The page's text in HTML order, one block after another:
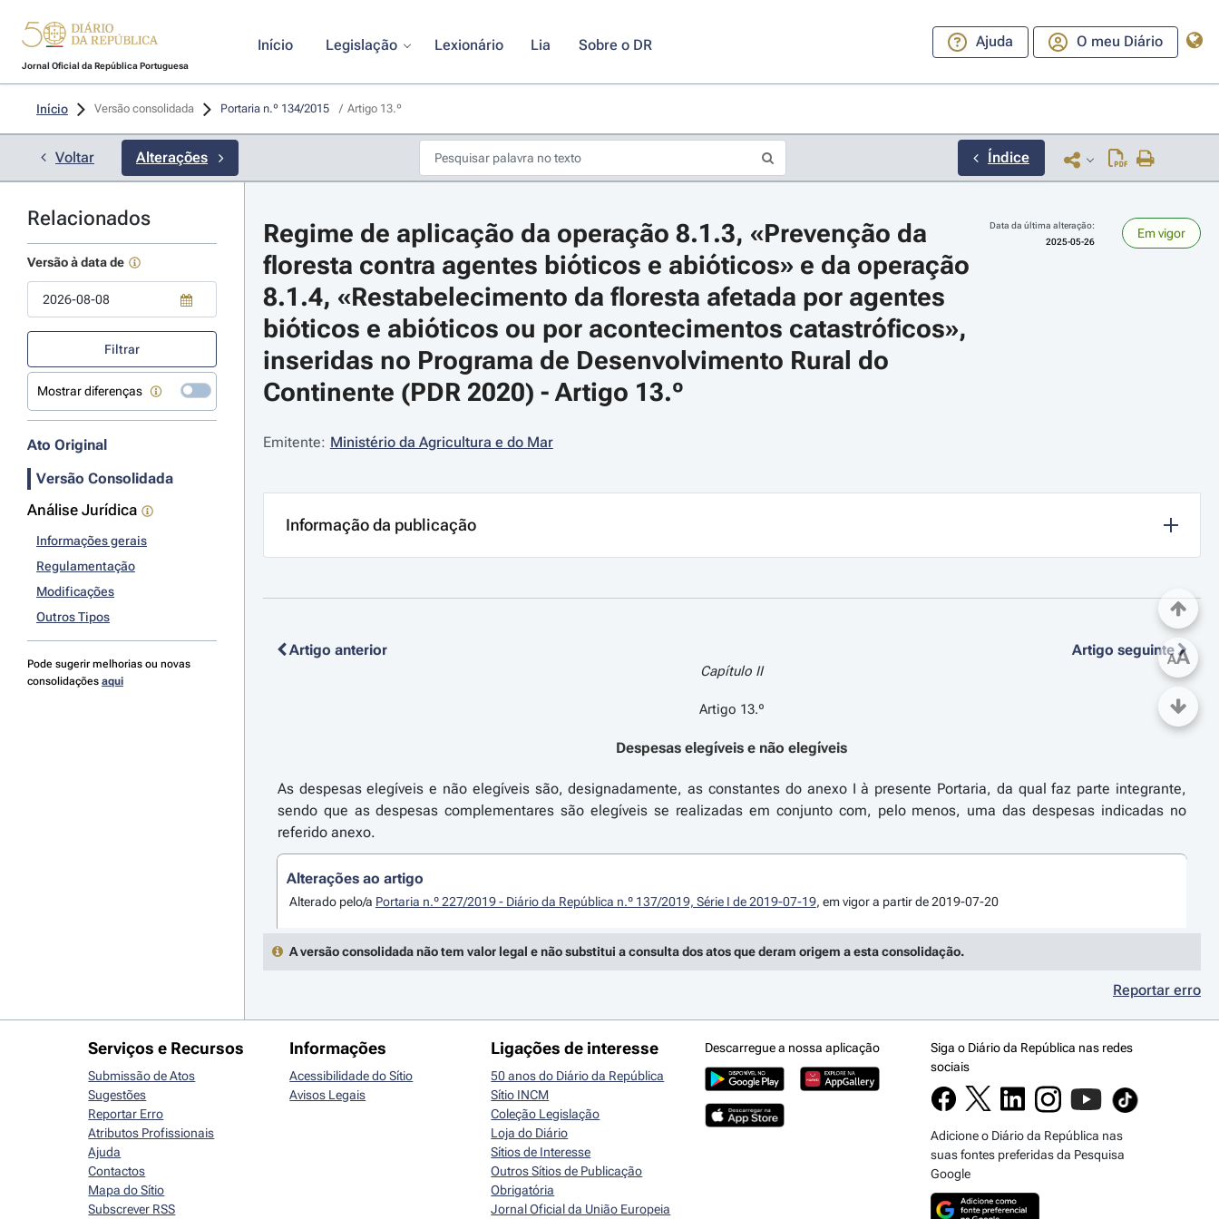
Jornal Oficial da República Portuguesa
Início Legislação Lexionário Lia Sobre o DR Ajuda O meu Diário
Início Versão consolidada Portaria n.º 134/2015 / Artigo 13.º
Voltar Alterações Índice
Relacionados
Versão à data de
Use a tecla de seta para baixo para abrir o calendário; Use as teclas de seta para navegar pelos dias do calendário; Use cmd ou ctrl + seta para a direita ou esquerda para navegar pelos meses; Use cmd ou ctrl +
Filtrar
Mostrar diferenças
Ato Original
Versão Consolidada
Análise Jurídica
Informações gerais
Regulamentação
Modificações
Outros Tipos
Pode sugerir melhorias ou novas
consolidações aqui
Regime de aplicação da operação 8.1.3, «Prevenção da
floresta contra agentes bióticos e abióticos» e da operação
8.1.4, «Restabelecimento da floresta afetada por agentes
bióticos e abióticos ou por acontecimentos catastróficos»,
inseridas no Programa de Desenvolvimento Rural do
Continente (PDR 2020) - Artigo 13.º
Data da última alteração:
2025-05-26
Em vigor
Emitente: Ministério da Agricultura e do Mar
Informação da publicação
Artigo anterior Artigo seguinte
Capítulo II
Artigo 13.º
Despesas elegíveis e não elegíveis
As despesas elegíveis e não elegíveis são, designadamente, as constantes do anexo I à presente Portaria, da qual faz parte integrante,
sendo que as despesas complementares são elegíveis se realizadas em conjunto com, pelo menos, uma das despesas indicadas no
referido anexo.
Alterações ao artigo
Alterado pelo/a Portaria n.º 227/2019 - Diário da República n.º 137/2019, Série I de 2019-07-19, em vigor a partir de 2019-07-20
A versão consolidada não tem valor legal e não substitui a consulta dos atos que deram origem a esta consolidação.
Reportar erro
AA
Serviços e Recursos
Submissão de Atos
Sugestões
Reportar Erro
Atributos Profissionais
Ajuda
Contactos
Mapa do Sítio
Subscrever RSS
Informações
Acessibilidade do Sítio
Avisos Legais
Ligações de interesse
50 anos do Diário da República
Sítio INCM
Coleção Legislação
Loja do Diário
Sítios de Interesse
Outros Sítios de Publicação
Obrigatória
Jornal Oficial da União Europeia
Descarregue a nossa aplicação
Siga o Diário da República nas redes
sociais
Adicione o Diário da República nas
suas fontes preferidas da Pesquisa
Google